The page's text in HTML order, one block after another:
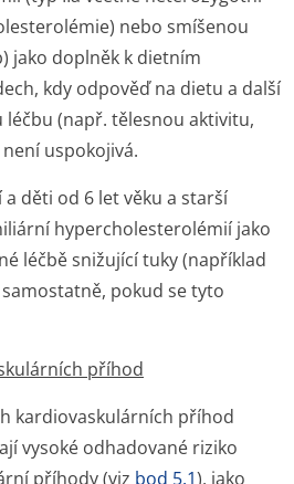
nebo smíšenou
jako doplněk k dietním
kdy odpověď na dietu a další
(např. tělesnou aktivitu,
uspokojivá.
děti od 6 let věku a starší
hypercholeste­rolémií jako
léčbě snižující tuky (například
pokud se tyto
příhod
kardiovaskulárních příhod
vysoké odhadované riziko
příhody (viz bod 5.1), jako